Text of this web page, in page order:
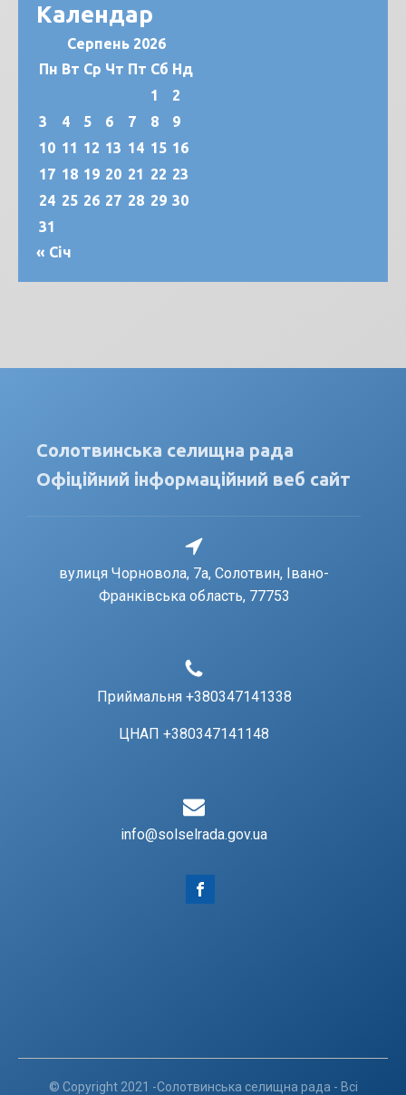
Календар
Серпень 2026
Пн Вт Ср Чт Пт Сб Нд
1
2
3
4 5 6 7 8
9
10 11 12 13 14 15 16
17 18 19 20 21 22 23
24 25 26 27 28 29 30
31
« Січ
Солотвинська селищна рада
Офіційний інформаційний веб сайт
вулиця Чорновола, 7a, Солотвин, Івано-
Франківська область, 77753
Приймальня +380347141338
ЦНАП +380347141148
info@solselrada.gov.ua
© Copyright 2021 -Солотвинська селищна рада - Всі